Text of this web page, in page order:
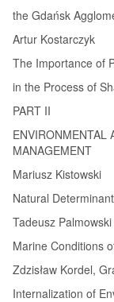
the Gdańsk
Artur Kostarczyk
The Importance of
in the Process of
PART II
ENVIRONMENTAL
MANAGEMENT
Mariusz Kistowski
Natural
Tadeusz Palmowski
Marine Conditions
Zdzisław Kordel,
Internalization of